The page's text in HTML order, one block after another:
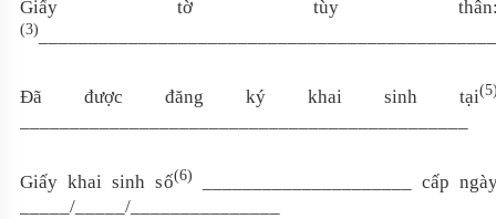
Giấy tờ tùy
(3)
Đã được đăng ký khai sinh tại
Giấy khai sinh số(6)
_____________________ cấp
_____/_____/_______________